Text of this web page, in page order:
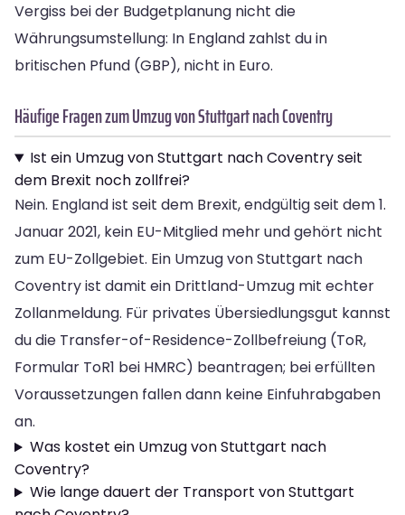
Vergiss bei der Budgetplanung nicht die
Währungsumstellung: In England zahlst du in
britischen Pfund (GBP), nicht in Euro.
Häufige Fragen zum Umzug von Stuttgart nach Coventry
Ist ein Umzug von Stuttgart nach Coventry seit
dem Brexit noch zollfrei?
Nein. England ist seit dem Brexit, endgültig seit dem 1.
Januar 2021, kein EU-Mitglied mehr und gehört nicht
zum EU-Zollgebiet. Ein Umzug von Stuttgart nach
Coventry ist damit ein Drittland-Umzug mit echter
Zollanmeldung. Für privates Übersiedlungsgut kannst
du die Transfer-of-Residence-Zollbefreiung (ToR,
Formular ToR1 bei HMRC) beantragen; bei erfüllten
Voraussetzungen fallen dann keine Einfuhrabgaben
an.
Was kostet ein Umzug von Stuttgart nach
Coventry?
Wie lange dauert der Transport von Stuttgart